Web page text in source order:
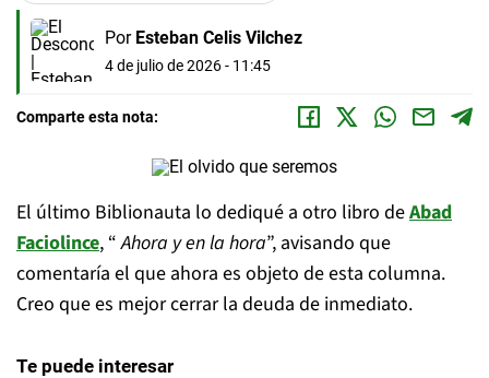
Por Esteban Celis Vilchez
4 de julio de 2026 - 11:45
Comparte esta nota:
El último Biblionauta lo dediqué a otro libro deAbad
Faciolince, “Ahora y en la hora”, avisando que
comentaría el que ahora es objeto de esta columna.
Creo que es mejor cerrar la deuda de inmediato.
Te puede interesar